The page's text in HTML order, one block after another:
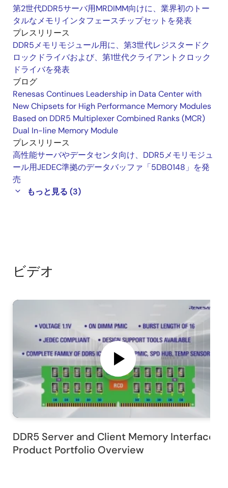
第2世代DDR5サーバ用MRDIMM向けに、業界初のトー
タルなメモリインタフェースチップセットを発表
プレスリリース
DDR5メモリモジュール用に、第3世代レジスタードク
ロックドライバおよび、第1世代クライアントクロック
ドライバを発表
ブログ
Renesas Continues Leadership in Data Center with
New Chipsets for High Performance Memory Modules
Based on DDR5 Multiplexer Combined Ranks (MCR)
Dual In-line Memory Module
プレスリリース
高性能サーバやデータセンタ向け、DDR5メモリモジュ
ール用JEDEC準拠のデータバッファ「5DB0148」を発
売
もっと見る (3)
ビデオ
DDR5 Server and Client Memory Interface
Product Portfolio Overview